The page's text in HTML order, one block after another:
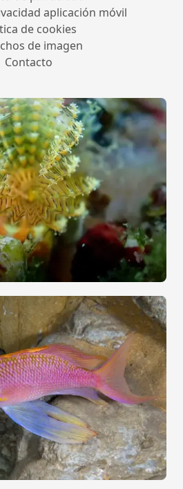
aplicación móvil
de cookies
de imagen
Contacto